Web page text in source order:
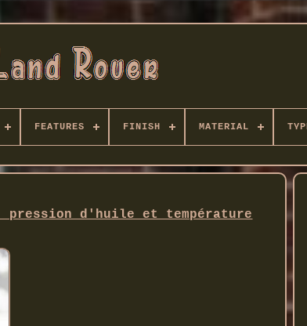
FEATURES FINISH MATERIAL
pression d'huile et température